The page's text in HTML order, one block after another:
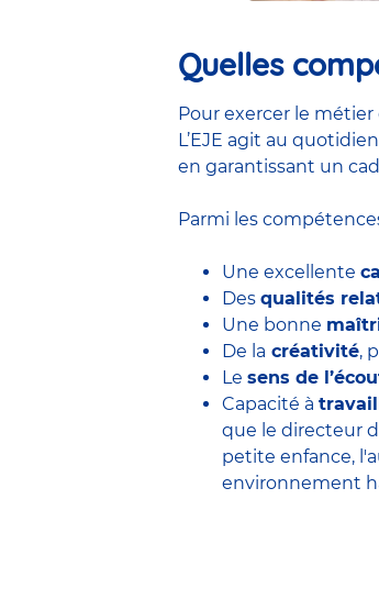
Quelles
Pour exercer le
L’EJE agit au
en garantissant un
Parmi les
Une excellente
Des qualités
Une bonne
De la créativité,
Le sens de
Capacité à
que le directeur
petite enfance,
environnement